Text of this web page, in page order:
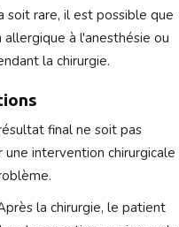
soit rare, il est possible que
à l'anesthésie ou
la chirurgie.
final ne soit pas
intervention chirurgicale
la chirurgie, le patient